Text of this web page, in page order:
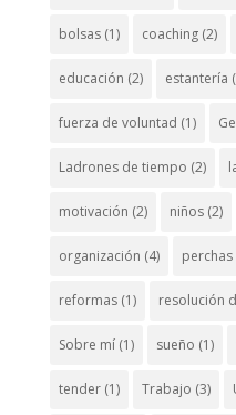
bolsas(1) coaching(2)
educación (2) estantería
fuerza de voluntad (1)
Ladrones de tiempo (2)
motivación (2) niños(2)
organización (4) perchas
reformas(1) resolución
Sobre mí(1) sueño (1)
tender(1) Trabajo (3)